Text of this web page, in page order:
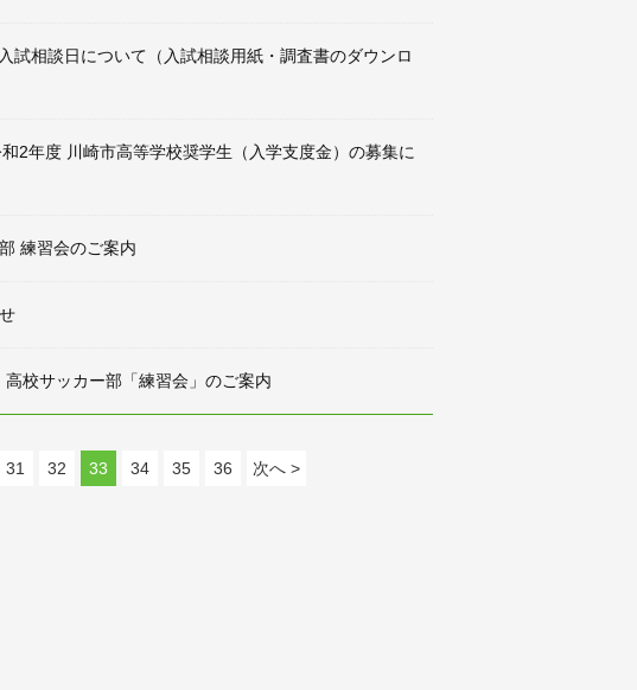
試相談日について（入試相談用紙・調査書のダウンロ
2年度 川崎市高等学校奨学生（入学支度金）の募集に
練習会のご案内
高校サッカー部「練習会」のご案内
31 32 33 34 35 36 次へ >